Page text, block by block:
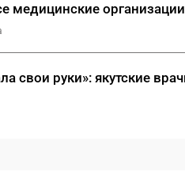
медицинские
свои руки»: якутские